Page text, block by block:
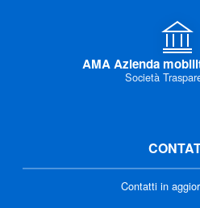
AMA Azienda
Società
Contatti in